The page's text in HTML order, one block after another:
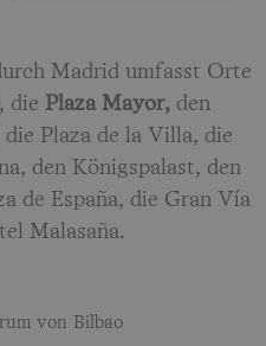
Madrid umfasst Orte
, die Plaza Mayor, den
die Plaza de la Villa, die
den Königspalast, den
de España, die Gran Vía
Malasaña.
von Bilbao